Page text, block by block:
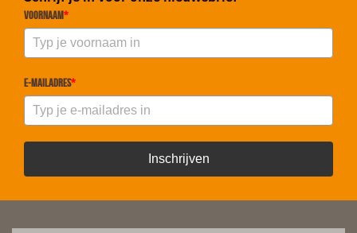
Voornaam*
E-mailadres*
Inschrijven